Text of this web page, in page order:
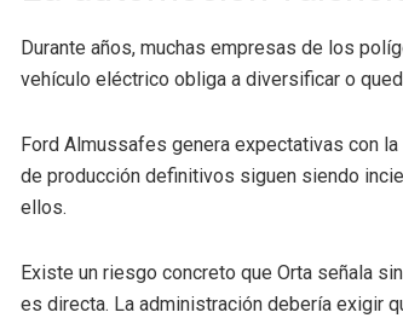
Durante años, muchas empresas de los
vehículo eléctrico obliga a diversificar o
Ford Almussafes genera expectativas con
de producción definitivos siguen siendo
ellos.
Existe un riesgo concreto que Orta señala
es directa. La administración debería exigir